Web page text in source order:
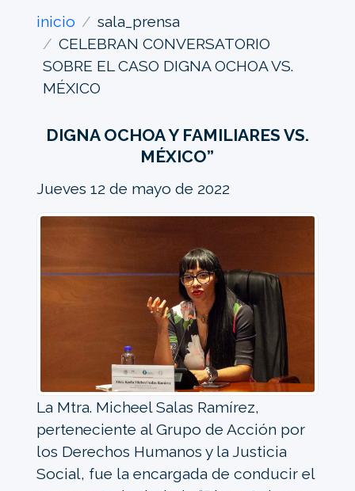
inicio
sala_prensa
CELEBRAN CONVERSATORIO
SOBRE EL CASO DIGNA OCHOA VS.
MÉXICO
DIGNA OCHOA Y FAMILIARES VS.
MÉXICO”
Jueves 12 de mayo de 2022
La Mtra. Micheel Salas Ramírez,
perteneciente al Grupo de Acción por
los Derechos Humanos y la Justicia
Social, fue la encargada de conducir el